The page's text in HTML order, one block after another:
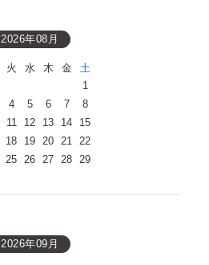
2026年08月
火 水 木 金
土
1
4 5 6 7
8
11 12 13 14
15
18 19 20 21 22
25 26 27 28 29
2026年09月